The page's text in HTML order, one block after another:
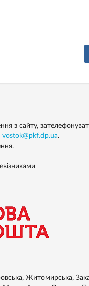
з сайту,
vostok@pkf.dp.ua.
Житомирська,